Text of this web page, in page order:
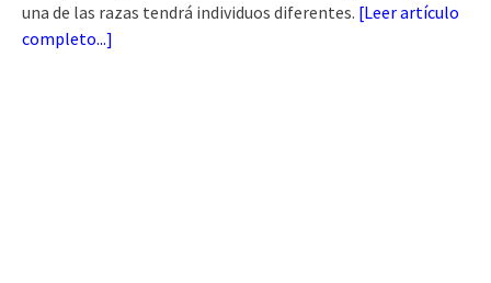
una de las razas tendrá individuos diferentes. [Leer artículo
completo...]